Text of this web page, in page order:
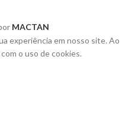
MACTAN
experiência em nosso site. Ao
o uso de cookies.